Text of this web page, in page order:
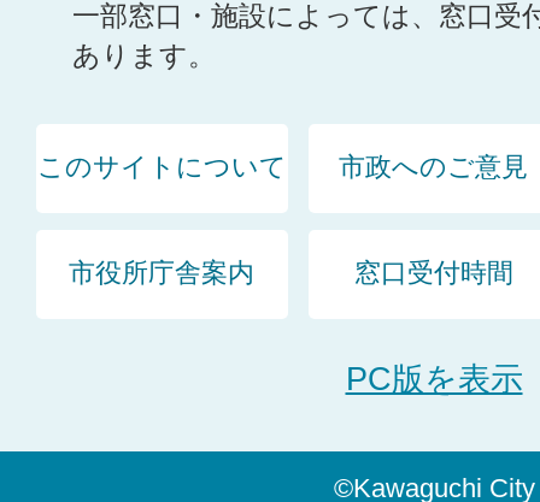
一部窓口・施設によっては、窓口受
あります。
このサイトについて 市政へのご意見
市役所庁舎案内 窓口受付時間
PC版を表示
©Kawaguchi City